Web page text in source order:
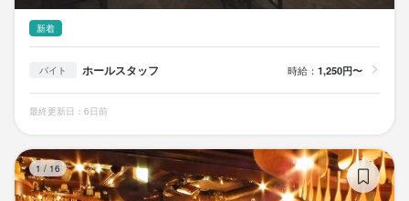
新着
バイト ホールスタッフ 時給： 1,250円〜
最終更新日：6日前
1 / 16